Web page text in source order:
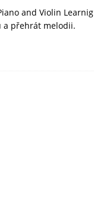
and Violin Learnig
a přehrát melodii.